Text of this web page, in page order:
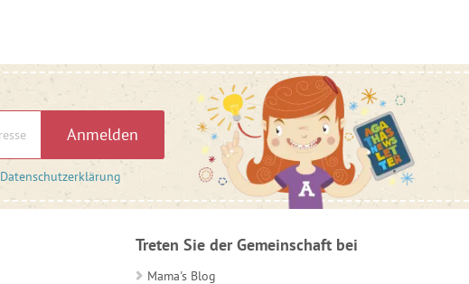
Anmelden
Datenschutzerklärung
Treten Sie der Gemeinschaft bei
Mama's Blog